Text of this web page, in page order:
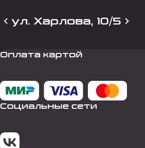
ул. Харлова, 10/5
Оплата картой
Социальные сети